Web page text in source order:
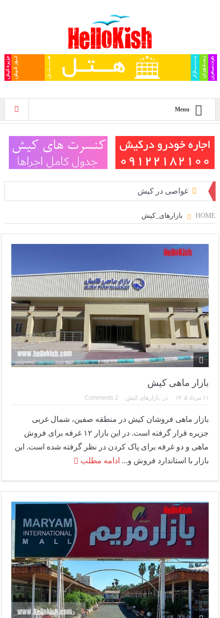
Menu
غواصی در کیش
پارک دلفین کیش و باغ پرندگان
اجاره موتور در کیش
پاراسل کیش
جت اسکی
سامانه پاسخگویی به شکایات مردمی جزیره کیش
کلوپ های کیش: غواصی و تفریحات دریایی
HOME بازارهای_کیش
بازار ماهی کیش
۱۱ مرداد ۱۴۰۵ در: بازارهای کیش 2 Comments
بازار ماهی فروشان کیش در منطقه صفین، شمال غربی
جزیره قرار گرفته است. در این بازار ۱۲ غرفه برای فروش
ماهی و دو غرفه برای پاک کردن در نظر گرفته شده است. این
بازار با استاندارد فروش و... ادامه مطلب